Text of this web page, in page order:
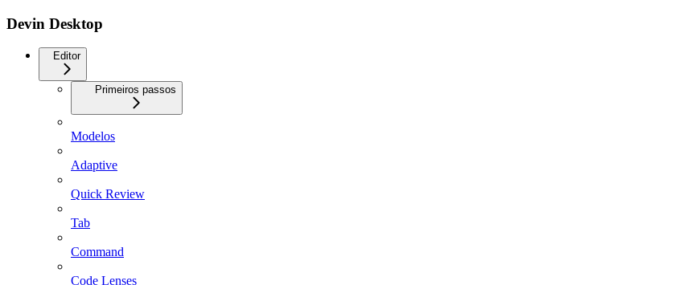
Devin Desktop
Editor
Primeiros passos
Modelos
Adaptive
Quick Review
Tab
Command
Code Lenses